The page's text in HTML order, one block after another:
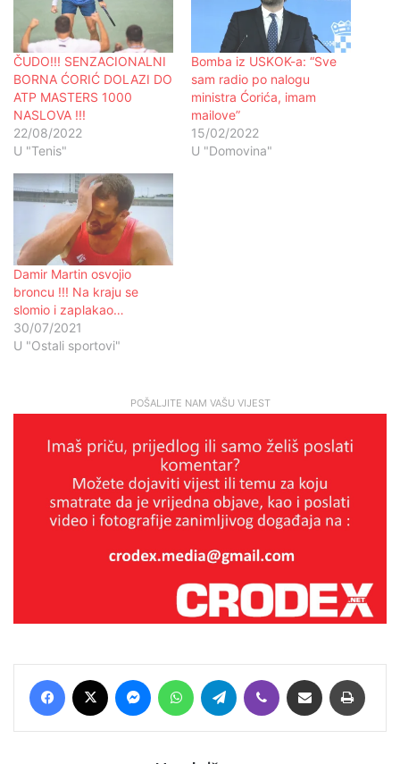
ČUDO!!! SENZACIONALNI
BORNA ĆORIĆ DOLAZI DO
ATP MASTERS 1000
NASLOVA !!!
22/08/2022
U "Tenis"
Bomba iz USKOK-a: “Sve
sam radio po nalogu
ministra Ćorića, imam
mailove”
15/02/2022
U "Domovina"
Damir Martin osvojio
broncu !!! Na kraju se
slomio i zaplakao…
30/07/2021
U "Ostali sportovi"
POŠALJITE NAM VAŠU VIJEST
Facebook MessengerWhatsAppTelegram Viber Podijeli putem E-maila